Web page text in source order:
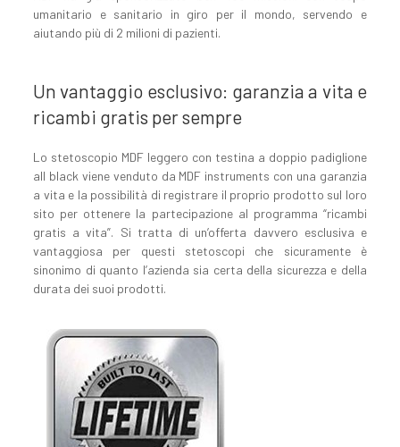
umanitario e sanitario in giro per il mondo, servendo e
aiutando più di 2 milioni di pazienti.
Un vantaggio esclusivo: garanzia a vita e
ricambi gratis per sempre
Lo stetoscopio MDF leggero con testina a doppio padiglione
all black viene venduto da MDF instruments con una garanzia
a vita e la possibilità di registrare il proprio prodotto sul loro
sito per ottenere la partecipazione al programma “ricambi
gratis a vita”. Si tratta di un’offerta davvero esclusiva e
vantaggiosa per questi stetoscopi che sicuramente è
sinonimo di quanto l’azienda sia certa della sicurezza e della
durata dei suoi prodotti.